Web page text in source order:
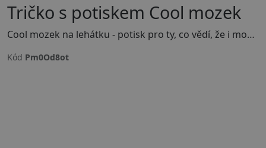
Tričko s potiskem Cool mozek
Cool mozek na lehátku - potisk pro ty, co vědí, že i mozek potřebuje dovolenou! Vtipná ilustrace pohodového mozku na pláži, co říká jasně - přemýšlení počká. Originální motiv na tričko nebo mikinu pro milovníky léta, pohody a odpoledne bez starostí. Skvělý dárek pro každého, kdo si umí vypnout. Uprav si barvu, velikost motivu nebo přidej vlastní text - stačí kliknout na tlačítko Přizpůsobit si produkt.
Kód Pm0Od8ot